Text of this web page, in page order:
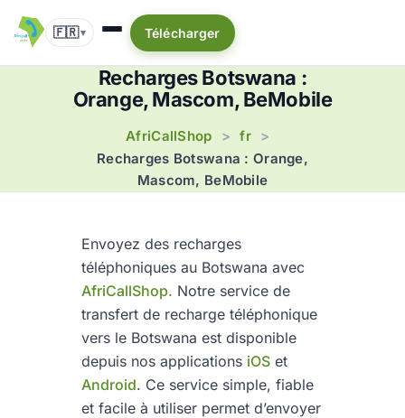
🇫🇷▾ Télécharger
Recharges Botswana :
Orange, Mascom, BeMobile
AfriCallShop > fr >
Recharges Botswana : Orange,
Mascom, BeMobile
Envoyez des recharges
téléphoniques au Botswana avec
AfriCallShop. Notre service de
transfert de recharge téléphonique
vers le Botswana est disponible
depuis nos applications iOS et
Android. Ce service simple, fiable
et facile à utiliser permet d’envoyer